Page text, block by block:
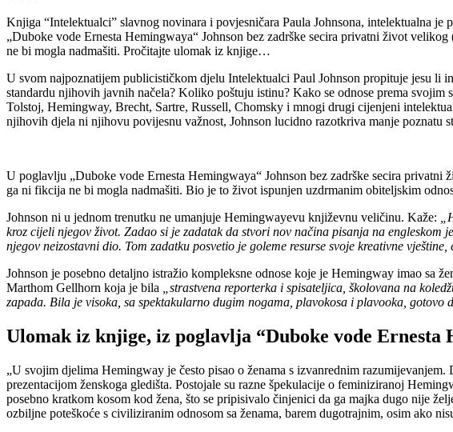
Knjiga “Intelektualci” slavnog novinara i povjesničara Paula Johnsona, intelektualna
„Duboke vode Ernesta Hemingwaya“ Johnson bez zadrške secira privatni život
ne bi mogla nadmašiti. Pročitajte ulomak iz knjige…
U svom najpoznatijem publicističkom djelu Intelektualci Paul Johnson propituje jesu li
standardu njihovih javnih načela? Koliko poštuju istinu? Kako se odnose prema
Tolstoj, Hemingway, Brecht, Sartre, Russell, Chomsky i mnogi drugi cijenjeni
njihovih djela ni njihovu povijesnu važnost, Johnson lucidno razotkriva manje poznatu
U poglavlju „Duboke vode Ernesta Hemingwaya“ Johnson bez zadrške secira
ga ni fikcija ne bi mogla nadmašiti. Bio je to život ispunjen uzdrmanim obiteljskim
Johnson ni u jednom trenutku ne umanjuje Hemingwayevu književnu veličinu. Kaže:
kroz cijeli njegov život. Zadao si je zadatak da stvori nov načina pisanja na
njegov neizostavni dio. Tom zadatku posvetio je goleme resurse svoje kreativne
Johnson je posebno detaljno istražio kompleksne odnose koje je Hemingway imao sa
Marthom Gellhorn koja je bila
„strastvena reporterka i spisateljica, školovana na
zapada. Bila je visoka, sa spektakularno dugim nogama, plavokosa i plavooka, gotovo
Ulomak iz knjige, iz poglavlja “Duboke vode Ernesta
„U svojim djelima Hemingway je često pisao o ženama s izvanrednim
prezentacijom ženskoga gledišta. Postojale su razne špekulacije o feminiziranoj
posebno kratkom kosom kod žena, što se pripisivalo činjenici da ga majka dugo nije
ozbiljne poteškoće s civiliziranim odnosom sa ženama, barem dugotrajnim, osim ako